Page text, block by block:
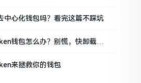
中心化钱包吗？看完这篇不踩坑
钱包怎么办？别慌，快卸载，
来拯救你的钱包